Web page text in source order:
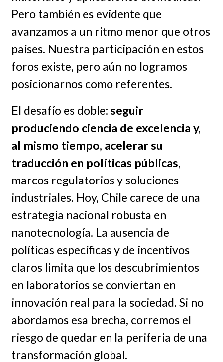
Pero también es evidente que
avanzamos a un ritmo menor que otros
países. Nuestra participación en estos
foros existe, pero aún no logramos
posicionarnos como referentes.
El desafío es doble: seguir
produciendo ciencia de excelencia y,
al mismo tiempo, acelerar su
traducción en políticas públicas,
marcos regulatorios y soluciones
industriales. Hoy, Chile carece de una
estrategia nacional robusta en
nanotecnología. La ausencia de
políticas específicas y de incentivos
claros limita que los descubrimientos
en laboratorios se conviertan en
innovación real para la sociedad. Si no
abordamos esa brecha, corremos el
riesgo de quedar en la periferia de una
transformación global.